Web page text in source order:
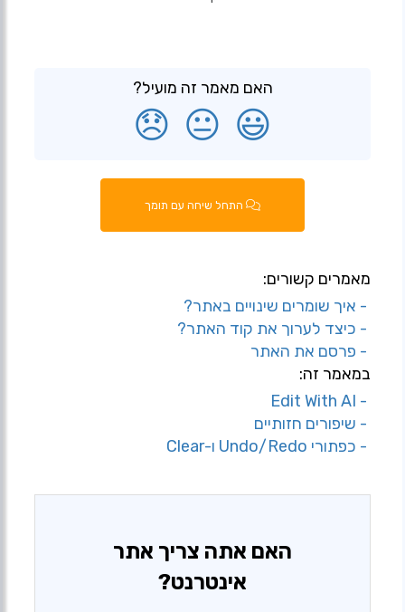
האם מאמר זה מועיל?
😃
😐
😞
התחל שיחה עם תומך
מאמרים קשורים:
- איך שומרים שינויים באתר?
- כיצד לערוך את קוד האתר?
- פרסם את האתר
במאמר זה:
- Edit With AI
- שיפורים חזותיים
- כפתורי Undo/Redo ו-Clear
האם אתה צריך אתר
אינטרנט?